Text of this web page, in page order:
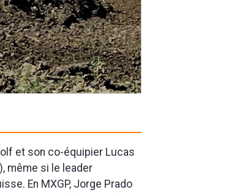
et son co-équipier Lucas
même si le leader
En MXGP, Jorge Prado